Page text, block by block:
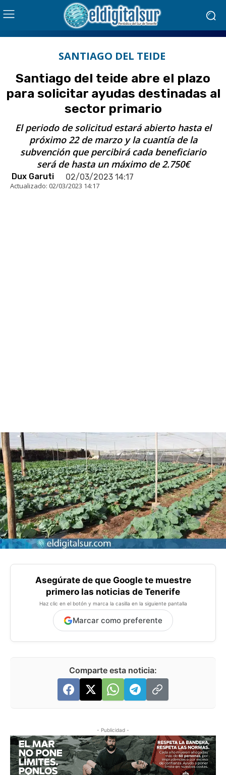
SANTIAGO DEL TEIDE
Santiago del teide abre el plazo
para solicitar ayudas destinadas al
sector primario
El periodo de solicitud estará abierto hasta el
próximo 22 de marzo y la cuantía de la
subvención que percibirá cada beneficiario
será de hasta un máximo de 2.750€
Dux Garuti 02/03/2023 14:17
Actualizado: 02/03/2023 14:17
Asegúrate de que Google te muestre
primero las noticias de Tenerife
Haz clic en el botón y marca la casilla en la siguiente pantalla
Marcar como preferente
Comparte esta noticia:
- Publicidad -